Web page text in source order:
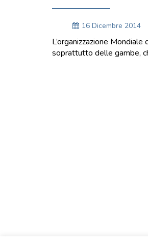
16 Dicembre 2014
L’organizzazione
soprattutto delle gambe,